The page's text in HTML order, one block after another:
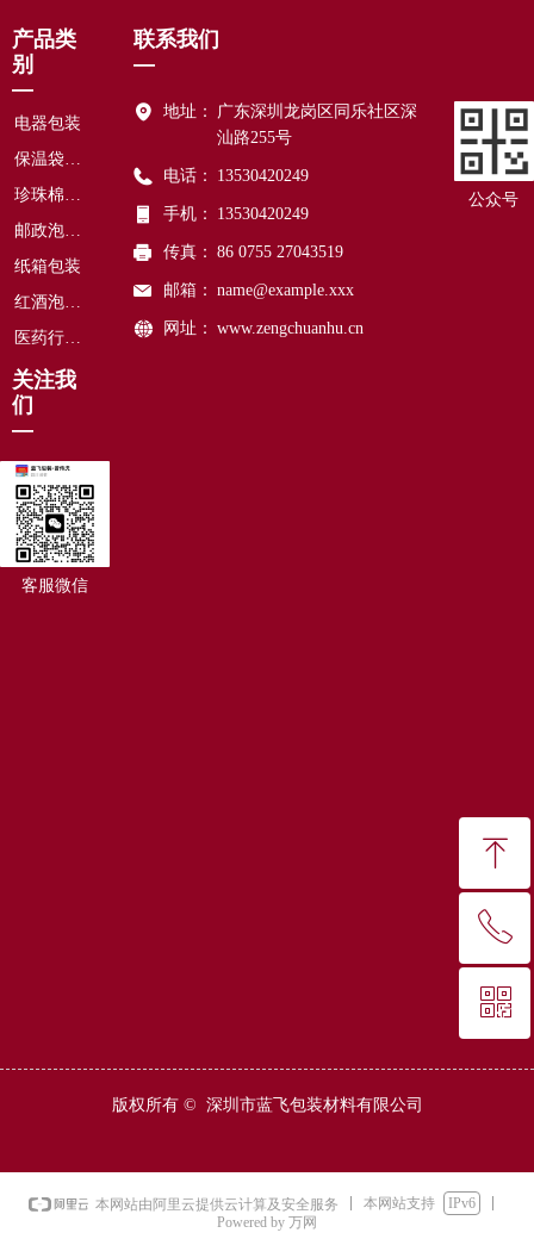
版权所有 © 深圳市蓝飞包装材料有限公司
产品类
别
—
电器包装
保温袋包装
珍珠棉包装
邮政泡沫箱
纸箱包装
红酒泡沫箱
医药行业保温包装
关注我
们
—
客服微信
公众号
联系我们
—
地址：
广东深圳龙岗区同乐社区深
汕路255号
电话： 13530420249
手机： 13530420249
传真： 86 0755 27043519
邮箱： name@example.xxx
网址： www.zengchuanhu.cn
本网站由阿里云提供云计算及安全服务 本网站支持
IPv6
Powered by 万网
ꁸ
回到顶部
ꂅ
13530420249
ꀥ
微信二维码